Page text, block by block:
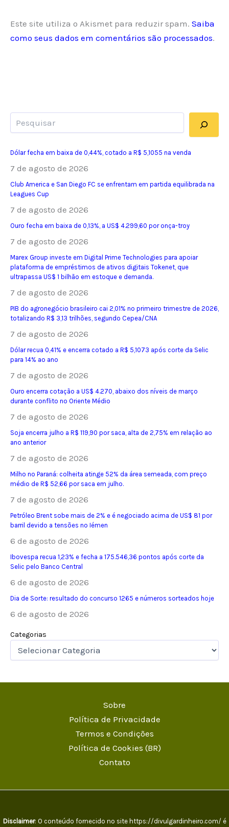
Este site utiliza o Akismet para reduzir spam. Saiba
como seus dados em comentários são processados.
Dólar fecha em baixa de 0,44%, cotado a R$ 5,1055 na venda
7 de agosto de 2026
Club America e San Diego FC se enfrentam em partida equilibrada na
Leagues Cup
7 de agosto de 2026
Ouro fecha em baixa de 0,13%, a US$ 4.299,60 por onça-troy
7 de agosto de 2026
Marex Group investe em Digital Prime Technologies para apoiar
plataforma de empréstimos de ativos digitais Tokenet, que
ultrapassa US$ 1 bilhão em estoque e demanda.
7 de agosto de 2026
PIB do agronegócio brasileiro cai 2,01% no primeiro trimestre de 2026,
totalizando R$ 3,13 trilhões, segundo Cepea/CNA
7 de agosto de 2026
Dólar recua 0,41% e encerra cotado a R$ 5,1073 após corte da Selic
para 14% ao ano
7 de agosto de 2026
Ouro encerra cotação a US$ 4.270, abaixo dos níveis de março
durante conflito no Oriente Médio
7 de agosto de 2026
Soja encerra julho a R$ 119,90 por saca, alta de 2,75% em relação ao
ano anterior
7 de agosto de 2026
Milho no Paraná: colheita atinge 52% da área semeada, com preço
médio de R$ 52,66 por saca em julho.
7 de agosto de 2026
Petróleo Brent sobe mais de 2% e é negociado acima de US$ 81 por
barril devido a tensões no Iémen
6 de agosto de 2026
Ibovespa recua 1,23% e fecha a 175.546,36 pontos após corte da
Selic pelo Banco Central
6 de agosto de 2026
Dia de Sorte: resultado do concurso 1265 e números sorteados hoje
6 de agosto de 2026
Categorias
Sobre
Política de Privacidade
Termos e Condições
Política de Cookies (BR)
Contato
Disclaimer: O conteúdo fornecido no site https://divulgardinheiro.com/ é